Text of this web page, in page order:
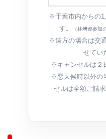
※千葉市内からの1
す。
（林﨑遼参加
※遠方の場合は交
せてい
※キャンセルは２
※悪天候時以外の
セルは全額ご請